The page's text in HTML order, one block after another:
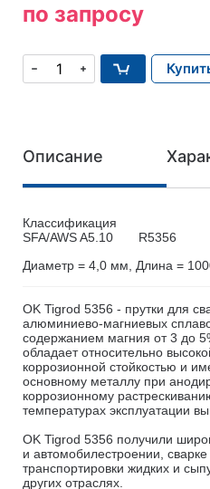
по запросу
Описание
Классификация
SFA/AWS A5.10
R5356
Диаметр = 4,0 мм, Длина =
OK Tigrod 5356 - прутки для
алюминиево-магниевых
содержанием магния от 3 до
обладает относительно
коррозионной стойкостью и
основному металлу при
коррозионному
температурах эксплуатации
OK Tigrod 5356 получили
и автомобилестроении,
транспортировки жидких и
других отраслях.